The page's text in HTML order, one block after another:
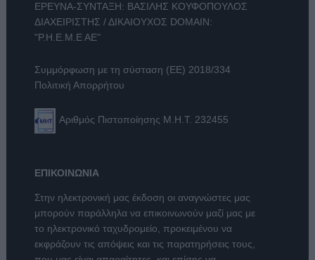
ΕΡΕΥΝΑ-ΣΥΝΤΑΞΗ: ΒΑΣΙΛΗΣ ΚΟΥΦΟΠΟΥΛΟΣ
ΔΙΑΧΕΙΡΙΣΤΗΣ / ΔΙΚΑΙΟΥΧΟΣ DOMAIN:
"Ρ.Η.Ε.Μ.Ε ΑΕ"
Συμμόρφωση με τη σύσταση (ΕΕ) 2018/334
Πολιτική Απορρήτου
Αριθμός Πιστοποίησης Μ.Η.Τ. 232455
ΕΠΙΚΟΙΝΩΝΙΑ
Στην ηλεκτρονική μας έκδοση οι αναγνώστες μας
μπορούν παράλληλα να επικοινωνούν μαζί μας με
το ηλεκτρονικό ταχυδρομείο, προκειμένου να
εκφράζουν τις απόψεις και τις παρατηρήσεις τους,